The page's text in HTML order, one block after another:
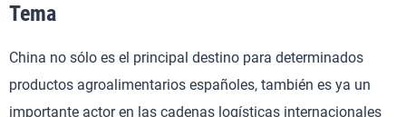
Tema
China no sólo es el principal destino para determinados
productos agroalimentarios españoles, también es ya un
importante actor en las cadenas logísticas internacionales